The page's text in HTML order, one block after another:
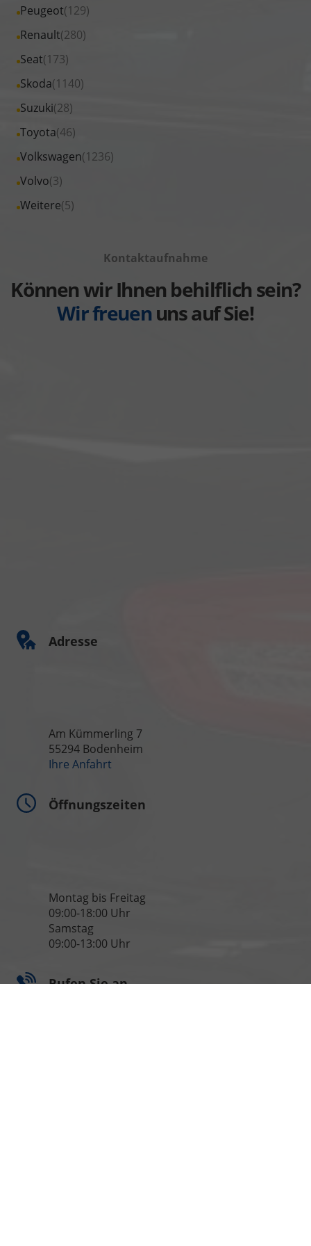
anzeigen
Nissan
anzeigen
Fahrzeuge
Opel
anzeigen
Peugeot(129)
Alle
Fahrzeuge
Peugeot
anzeigen
Renault(280)
Alle
Fahrzeuge
Renault
anzeigen
Seat(173)
Alle
Fahrzeuge
Seat
anzeigen
Skoda(1140)
Alle
Fahrzeuge
Skoda
anzeigen
Suzuki(28)
Alle
Fahrzeuge
Suzuki
anzeigen
Toyota(46)
Alle
Fahrzeuge
Toyota
anzeigen
Volkswagen(1236)
Alle
Fahrzeuge
Volkswagen
Volvo(3)
Alle
Fahrzeuge
Weitere(5)
Alle
anzeigen
Kontaktaufnahme
Können wir Ihnen behilflich sein?
Wir freuenuns auf Sie!
Adresse
Am Kümmerling 7
55294 Bodenheim
Ihre Anfahrt
Öffnungszeiten
Montag bis Freitag
09:00-18:00 Uhr
Samstag
09:00-13:00 Uhr
Rufen Sie an